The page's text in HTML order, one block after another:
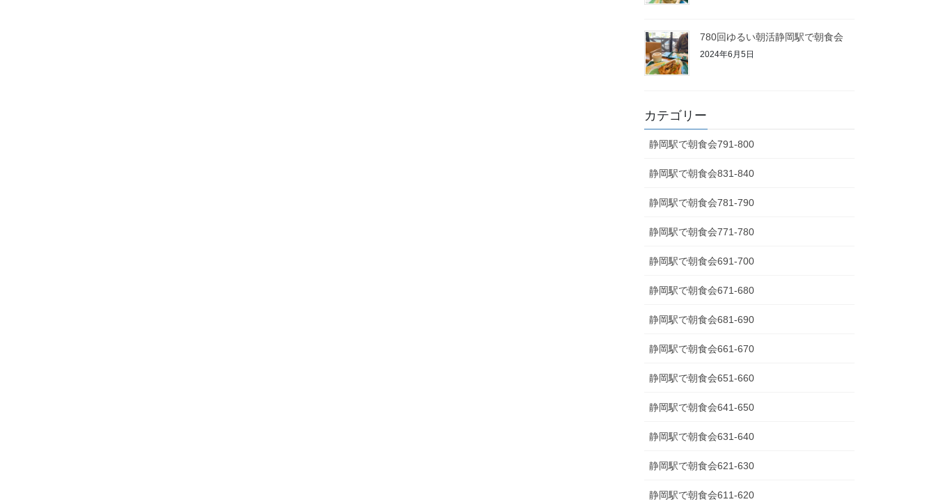
780回ゆるい朝活静岡駅で朝食会
2024年6月5日
カテゴリー
静岡駅で朝食会791-800
静岡駅で朝食会831-840
静岡駅で朝食会781-790
静岡駅で朝食会771-780
静岡駅で朝食会691-700
静岡駅で朝食会671-680
静岡駅で朝食会681-690
静岡駅で朝食会661-670
静岡駅で朝食会651-660
静岡駅で朝食会641-650
静岡駅で朝食会631-640
静岡駅で朝食会621-630
静岡駅で朝食会611-620